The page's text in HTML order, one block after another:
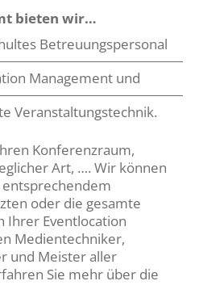
bieten wir…
Betreuungspersonal
Management und
Veranstaltungstechnik.
Konferenzraum,
Art, …. Wir können
oder die gesamte
Ihrer Eventlocation
Medientechniker,
und Meister aller
Sie mehr über die